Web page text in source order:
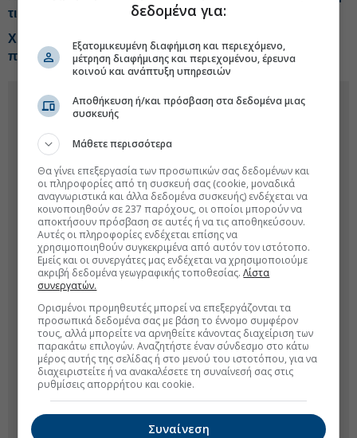
τιμή-στόχος
Χρηματιστήριο: Ποιες μετοχές και κλάδοι έχουν ακόμη
περιθώρια ανόδου
δεδομένα για:
Εξατομικευμένη διαφήμιση και περιεχόμενο,
μέτρηση διαφήμισης και περιεχομένου, έρευνα
κοινού και ανάπτυξη υπηρεσιών
Αποθήκευση ή/και πρόσβαση στα δεδομένα μιας
συσκευής
Μάθετε περισσότερα
Θα γίνει επεξεργασία των προσωπικών σας δεδομένων και
οι πληροφορίες από τη συσκευή σας (cookie, μοναδικά
αναγνωριστικά και άλλα δεδομένα συσκευής) ενδέχεται να
κοινοποιηθούν σε 237 παρόχους, οι οποίοι μπορούν να
αποκτήσουν πρόσβαση σε αυτές ή να τις αποθηκεύσουν.
Αυτές οι πληροφορίες ενδέχεται επίσης να
χρησιμοποιηθούν συγκεκριμένα από αυτόν τον ιστότοπο.
Εμείς και οι συνεργάτες μας ενδέχεται να χρησιμοποιούμε
ακριβή δεδομένα γεωγραφικής τοποθεσίας.Λίστα
συνεργατών.
Ορισμένοι προμηθευτές μπορεί να επεξεργάζονται τα
προσωπικά δεδομένα σας με βάση το έννομο συμφέρον
τους, αλλά μπορείτε να αρνηθείτε κάνοντας διαχείριση των
παρακάτω επιλογών. Αναζητήστε έναν σύνδεσμο στο κάτω
μέρος αυτής της σελίδας ή στο μενού του ιστοτόπου, για να
διαχειριστείτε ή να ανακαλέσετε τη συναίνεσή σας στις
ρυθμίσεις απορρήτου και cookie.
Συναίνεση